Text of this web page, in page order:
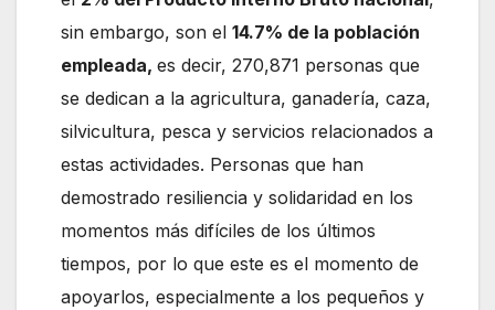
sin embargo, son el 14.7% de la población
empleada, es decir, 270,871 personas que
se dedican a la agricultura, ganadería, caza,
silvicultura, pesca y servicios relacionados a
estas actividades. Personas que han
demostrado resiliencia y solidaridad en los
momentos más difíciles de los últimos
tiempos, por lo que este es el momento de
apoyarlos, especialmente a los pequeños y